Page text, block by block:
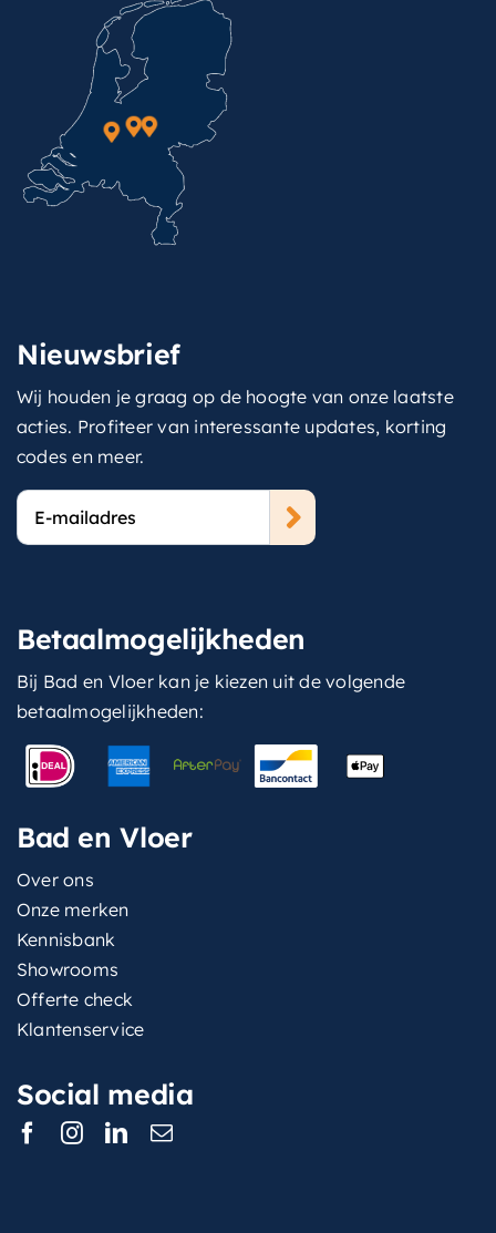
Nieuwsbrief
Wij houden je graag op de hoogte van onze laatste
acties. Profiteer van interessante updates, korting
codes en meer.
E-
mailadres
Betaalmogelijkheden
Bij Bad en Vloer kan je kiezen uit de volgende
betaalmogelijkheden:
Bad en Vloer
Over ons
Onze merken
Kennisbank
Showrooms
Offerte check
Klantenservice
Social media